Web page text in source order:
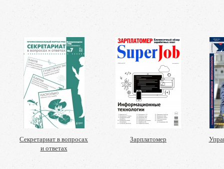
Секретариат в вопросах
и ответах
Зарплатомер